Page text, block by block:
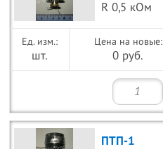
R 0,5 кОм
шт.
Цена на новые:
0 руб.
ПТП-1